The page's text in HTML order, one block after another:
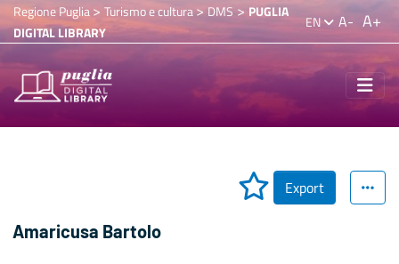
Regione Puglia> Turismo e cultura>DMS > PUGLIA
DIGITAL LIBRARY
EN A- A+
Export
Amaricusa Bartolo